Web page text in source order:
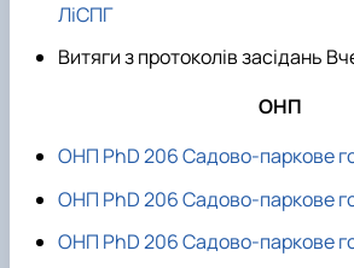
ЛіСПГ
Витяги з протоколів засідань
ОНП
ОНП PhD 206 Садово-паркове
ОНП PhD 206 Садово-паркове
ОНП PhD 206 Садово-паркове